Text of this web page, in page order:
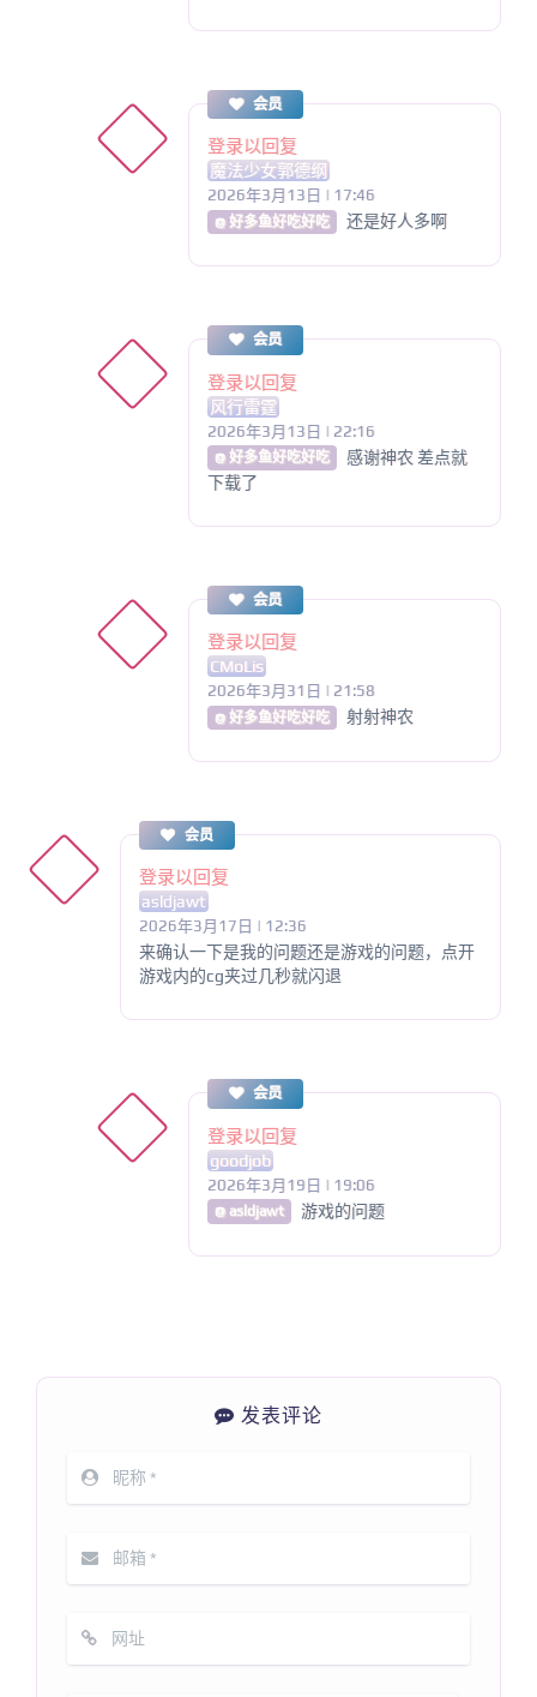
会员
登录以回复
魔法少女郭德纲
2026年3月13日 | 17:46
@ 好多鱼好吃好吃 还是好人多啊
会员
登录以回复
风行雷霆
2026年3月13日 | 22:16
@ 好多鱼好吃好吃
感谢神农 差点就
下载了
会员
登录以回复
CMoLis
2026年3月31日 | 21:58
@ 好多鱼好吃好吃 射射神农
会员
登录以回复
asldjawt
2026年3月17日 | 12:36
来确认一下是我的问题还是游戏的问题，点开
游戏内的cg夹过几秒就闪退
会员
登录以回复
goodjob
2026年3月19日 | 19:06
@ asldjawt 游戏的问题
发表评论